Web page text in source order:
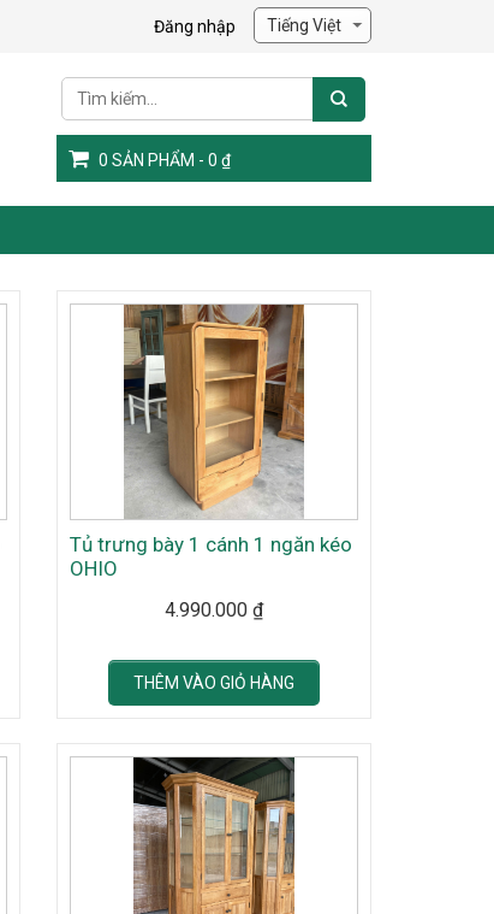
Đăng nhập
0 SẢN PHẨM - 0 ₫
Tủ trưng bày 1 cánh 1 ngăn kéo
OHIO
4.990.000 ₫
THÊM VÀO GIỎ HÀNG